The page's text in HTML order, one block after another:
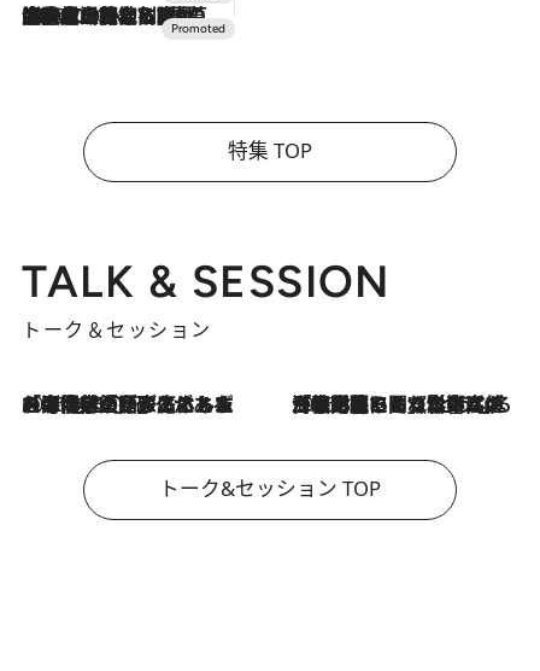
2026.7.10
NEW OPEN！【界 草津】名湯の地に誕生。趣の異なる2種の温泉と上州ならではの会席・蕎麦割烹など美食を味わう究極の癒やし旅
特集 TOP
TALK & SESSION
トーク＆セッション
2026.8.3
「今後値上げがあるとすれば…」「リスクがあるのは今年の冬」エネルギー専門家が語る、ホルムズ海峡封鎖が家庭にもたらす“ある心配” 2026.8.3
「住宅建てられない…」「サーチャージ料の高値が続いている」ホルムズ海峡封鎖による影響はいつまで続く？《エネルギー専門家に聞く“どうなる日本の暮らし”》
トーク&セッション TOP